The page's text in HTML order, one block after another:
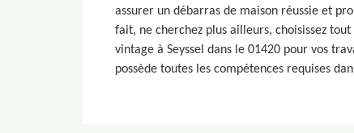
assurer un débarras de maison réussie et
fait, ne cherchez plus ailleurs, choisissez
vintage à Seyssel dans le 01420 pour vos
possède toutes les compétences requises